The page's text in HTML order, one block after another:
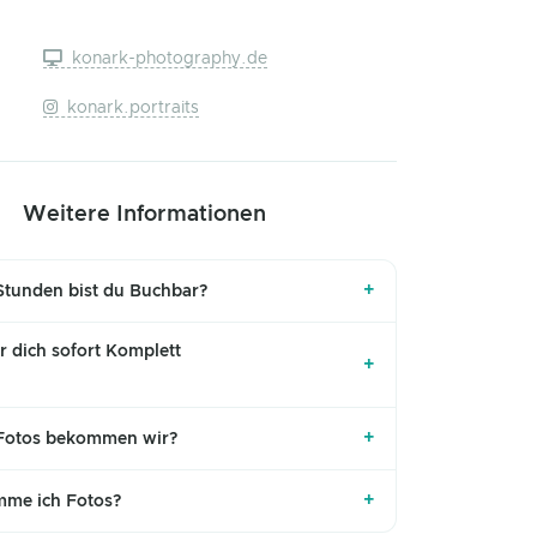
konark-photography.de
konark.portraits
Weitere Informationen
bist du Buchbar? +
dich sofort Komplett
+
bekommen wir? +
ich Fotos? +